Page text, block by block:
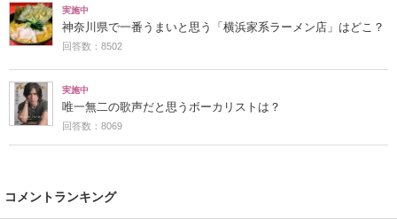
実施中
神奈川県で一番うまいと思う「横浜家系ラーメン店」はどこ？
回答数：8502
実施中
唯一無二の歌声だと思うボーカリストは？
回答数：8069
コメントランキング